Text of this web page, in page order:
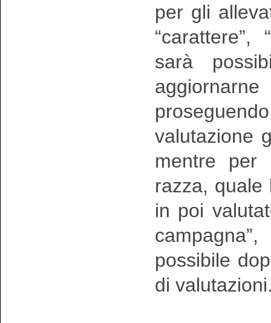
per gli
“carattere”,
sarà
valutazione
mentre per
razza,
in poi
possibile
di